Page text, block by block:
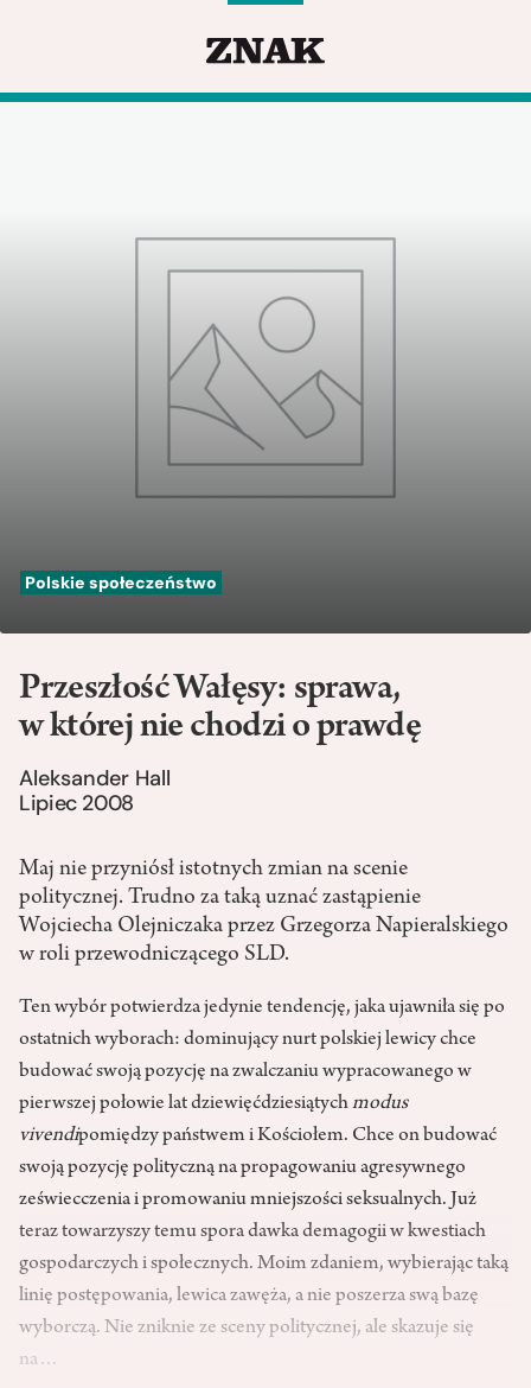
Polskie społeczeństwo
Przeszłość Wałęsy: sprawa,
w której nie chodzi o prawdę
Aleksander Hall
Lipiec 2008
Maj nie przyniósł istotnych zmian na scenie
politycznej. Trudno za taką uznać zastąpienie
Wojciecha Olejniczaka przez Grzegorza Napieralskiego
w roli przewodniczącego SLD.
Ten wybór potwierdza jedynie tendencję, jaka ujawniła się po
ostatnich wyborach: dominujący nurt polskiej lewicy chce
budować swoją pozycję na zwalczaniu wypracowanego w
pierwszej połowie lat dziewięćdziesiątychmodus
vivendipomiędzy państwem i Kościołem. Chce on budować
swoją pozycję polityczną na propagowaniu agresywnego
zeświecczenia i promowaniu mniejszości seksualnych. Już
teraz towarzyszy temu spora dawka demagogii w kwestiach
gospodarczych i społecznych. Moim zdaniem, wybierając taką
linię postępowania, lewica zawęża, a nie poszerza swą bazę
wyborczą. Nie zniknie ze sceny politycznej, ale skazuje się
na…